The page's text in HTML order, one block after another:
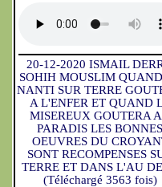
20-12-2020 ISMAIL
SOHIH MOUSLIM
NANTI SUR TERRE
A L'ENFER ET QUAND
MISEREUX GOUTERA
PARADIS LES BONNES
OEUVRES DU
SONT RECOMPENSES
TERRE ET DANS L'AU
(Téléchargé 3563 fois)